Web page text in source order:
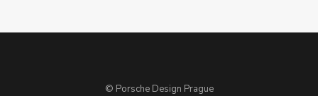
© Porsche Design Prague